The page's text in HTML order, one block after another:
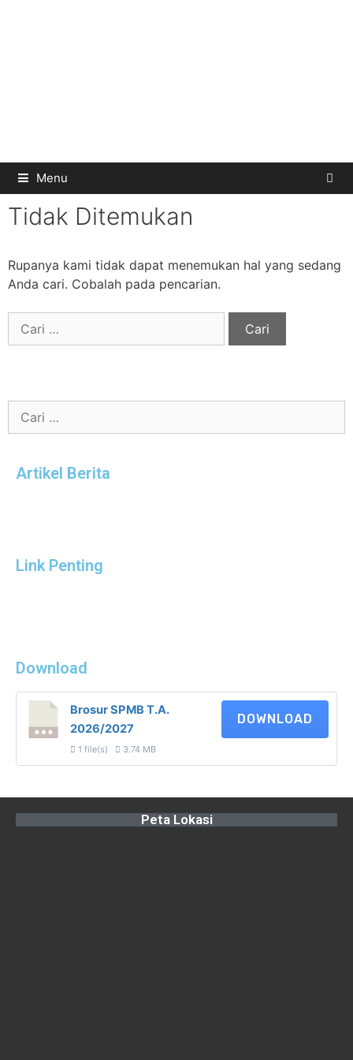
Menu
Tidak Ditemukan
Rupanya kami tidak dapat menemukan hal yang sedang
Anda cari. Cobalah pada pencarian.
Artikel Berita
Link Penting
Download
Brosur SPMB T.A.
2026/2027
1 file(s) 3.74 MB
DOWNLOAD
Peta Lokasi